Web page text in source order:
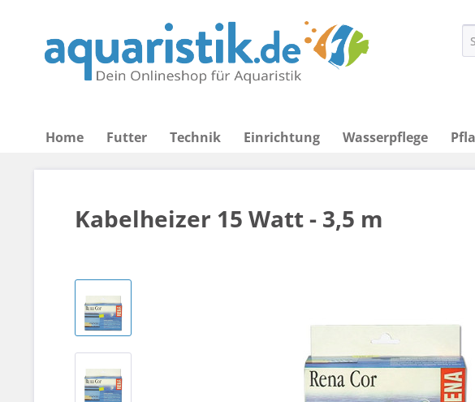
Home Futter Technik Einrichtung Wasserpflege
Kabelheizer 15 Watt - 3,5 m